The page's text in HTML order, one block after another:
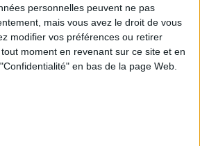
personnelles peuvent ne pas
mais vous avez le droit de vous
modifier vos préférences ou retirer
moment en revenant sur ce site et en
en bas de la page Web.
& Motivation Voir tout
Service-client et de la
Maigrir vous aident
à vous rapprocher